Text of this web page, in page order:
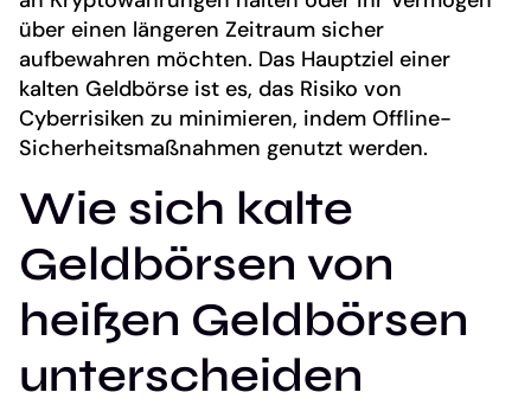
über einen längeren Zeitraum sicher
aufbewahren möchten. Das Hauptziel einer
kalten Geldbörse ist es, das Risiko von
Cyberrisiken zu minimieren, indem Offline-
Sicherheitsmaßnahmen genutzt werden.
Wie sich kalte
Geldbörsen von
heißen Geldbörsen
unterscheiden